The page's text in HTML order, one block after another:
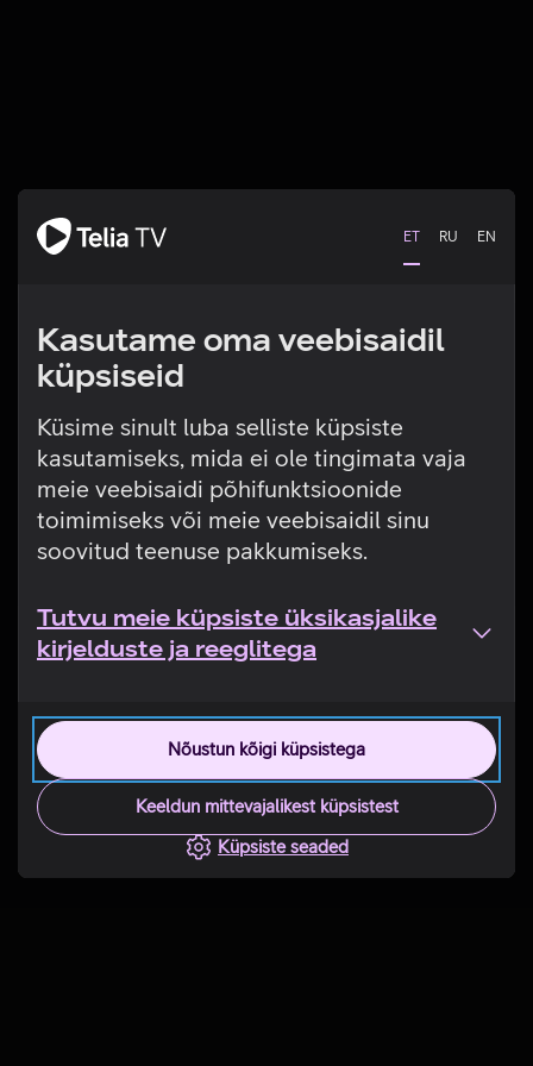
ET RU EN
Kasutame oma veebisaidil
küpsiseid
Küsime sinult luba selliste küpsiste
kasutamiseks, mida ei ole tingimata vaja
meie veebisaidi põhifunktsioonide
toimimiseks või meie veebisaidil sinu
soovitud teenuse pakkumiseks.
Tutvu meie küpsiste üksikasjalike
kirjelduste ja reeglitega
Nõustun kõigi küpsistega
Keeldun mittevajalikest küpsistest
Küpsiste seaded
Tehniline viga